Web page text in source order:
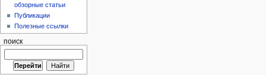
обзорные статьи
Публикации
Полезные ссылки
поиск